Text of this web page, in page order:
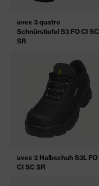
uvex 3 quatro
Schnürstiefel S3 FO CI SC
SR
uvex 3 Halbschuh S3L FO
CI SC SR